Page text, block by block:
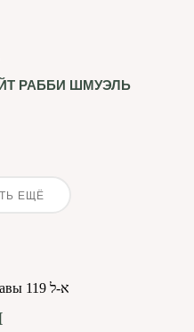
РАББИ ШМУЭЛЬ
ЕЩЁ
Теилим на сегодня – 25 Ава: главы 119 א-ל